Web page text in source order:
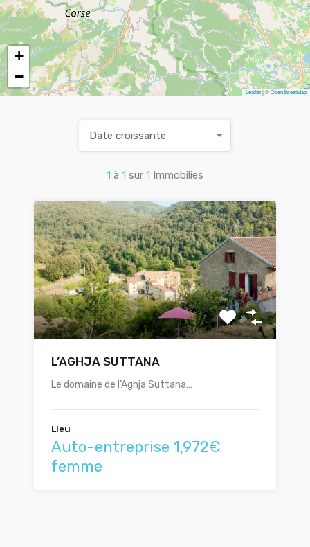
+
−
Leaflet| ©OpenStreetMap
1 à 1 sur 1 Immobilies
Date croissante
L’AGHJA SUTTANA
Le domaine de l’Aghja Suttana…
Lieu
Auto-entreprise 1,972€
femme